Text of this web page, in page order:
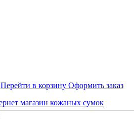
Перейти в корзину Оформить заказ